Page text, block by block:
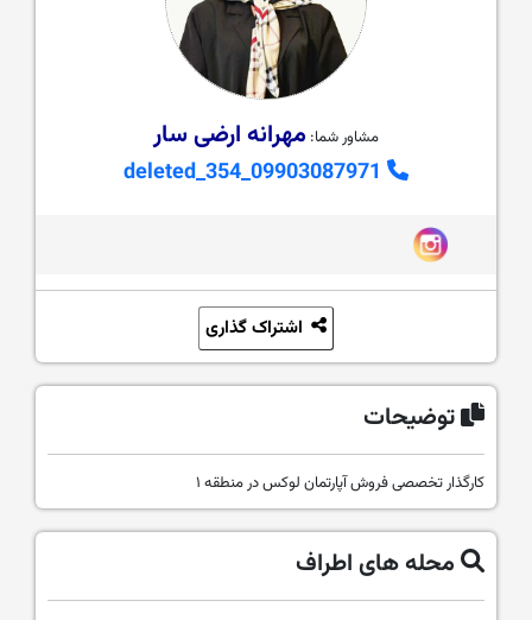
مشاور شما: مهرانه ارضی سار
توضیحات
کارگذار تخصصی فروش آپارتمان لوکس در منطقه ۱
محله های اطراف